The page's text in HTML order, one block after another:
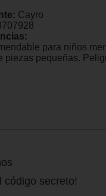
Cayro
para niños
piezas pequeñas.
código secreto!